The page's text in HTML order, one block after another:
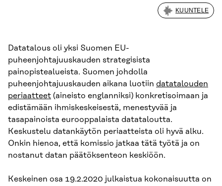
KUUNTELE
Datatalous oli yksi Suomen EU-
puheenjohtajuuskauden strategisista
painopistealueista. Suomen johdolla
puheenjohtajuuskauden aikana luotiin datatalouden
periaatteet (aineisto englanniksi) konkretisoimaan ja
edistämään ihmiskeskeisestä, menestyvää ja
tasapainoista eurooppalaista datataloutta.
Keskustelu datankäytön periaatteista oli hyvä alku.
Onkin hienoa, että komissio jatkaa tätä työtä ja on
nostanut datan päätöksenteon keskiöön.
Keskeinen osa 19.2.2020 julkaistua kokonaisuutta on